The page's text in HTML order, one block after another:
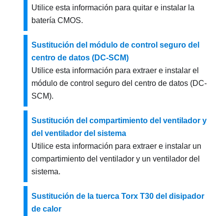
Utilice esta información para quitar e instalar la
batería CMOS.
Sustitución del módulo de control seguro del
centro de datos (DC-SCM)
Utilice esta información para extraer e instalar el
módulo de control seguro del centro de datos (DC-
SCM).
Sustitución del compartimiento del ventilador y
del ventilador del sistema
Utilice esta información para extraer e instalar un
compartimiento del ventilador y un ventilador del
sistema.
Sustitución de la tuerca Torx T30 del disipador
de calor